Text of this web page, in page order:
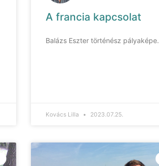
A francia kapcsolat
Balázs Eszter történész pályaképe.
Kovács Lilla 2023.07.25.